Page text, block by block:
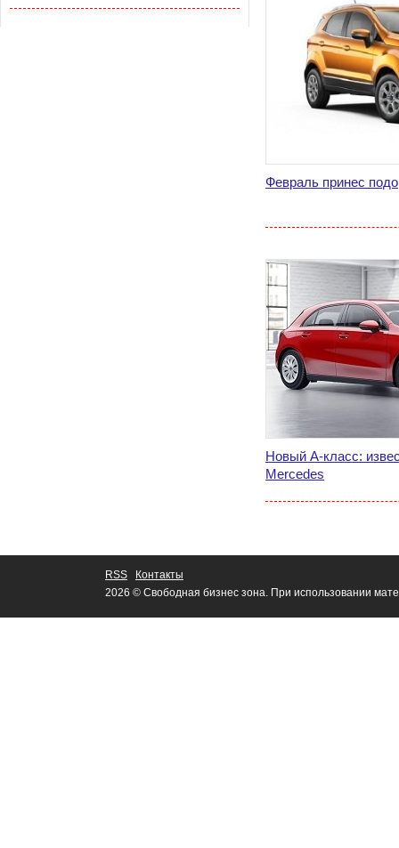
Февраль принес
Новый А-класс:
Mercedes
RSS
Контакты
2026 © Свободная бизнес зона. При использовании